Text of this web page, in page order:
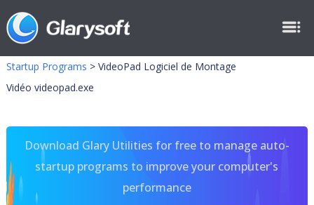
Startup Programs > VideoPad Logiciel de Montage
Vidéo videopad.exe
Download Glary Utilities for free to manage auto-
startup programs to improve your computer's
performance